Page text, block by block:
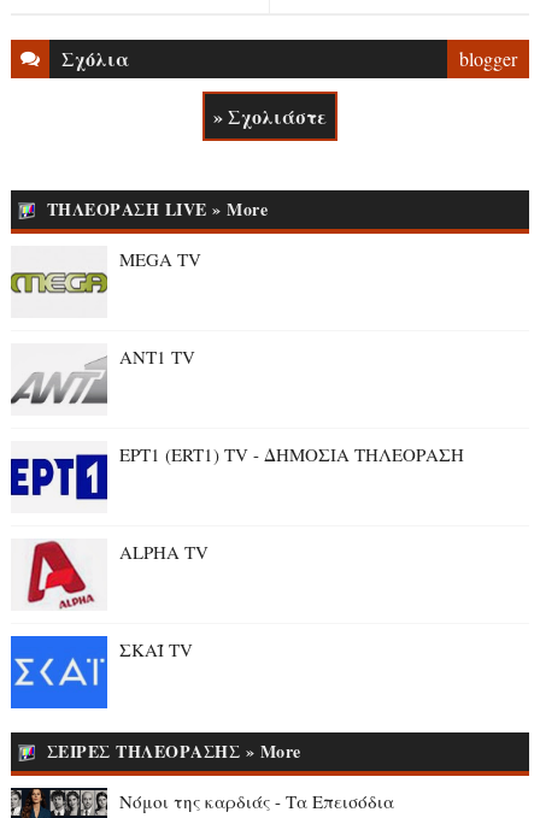
Σχόλια blogger
» Σχολιάστε
ΤΗΛΕΟΡΑΣΗ LIVE » More
MEGA TV
ANT1 TV
ΕΡΤ1 (ERT1) TV - ΔΗΜΟΣΙΑ ΤΗΛΕΟΡΑΣΗ
ALPHA TV
ΣΚΑΪ TV
ΣΕΙΡΕΣ ΤΗΛΕΟΡΑΣΗΣ » More
Νόμοι της καρδιάς - Τα Επεισόδια